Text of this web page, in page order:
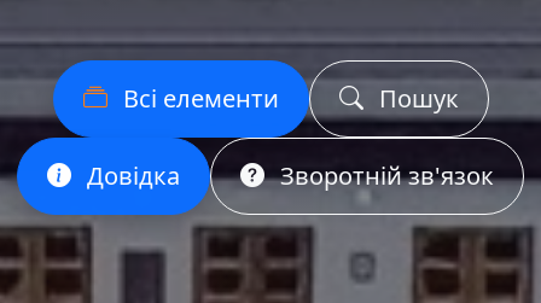
Всі елементи Пошук
Довідка Зворотній зв'язок